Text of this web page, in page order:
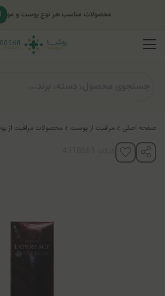
صفحه اصلی مراقبت از پوست محصولات مراقبت از
محصولات مناسب هر نوع پوست و مو